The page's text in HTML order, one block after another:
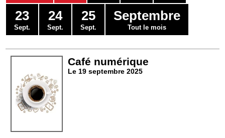
23
Sept.
24
Sept.
25
Sept.
Septembre
Tout le mois
Café numérique
Le 19 septembre 2025